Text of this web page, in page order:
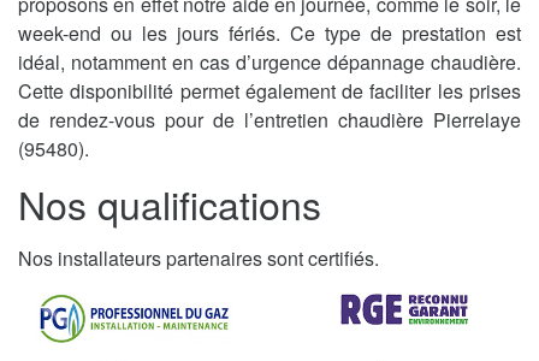
week-end ou les jours fériés. Ce type de prestation est
idéal, notamment en cas d’urgence dépannage chaudière.
Cette disponibilité permet également de faciliter les prises
de rendez-vous pour de l’entretien chaudière Pierrelaye
(95480).
Nos qualifications
Nos installateurs partenaires sont certifiés.